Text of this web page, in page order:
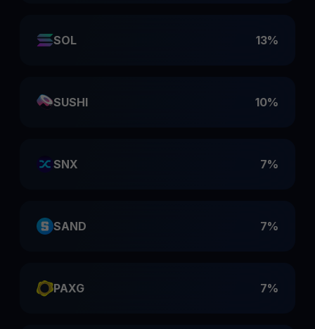
SOL 13%
SUSHI 10%
SNX 7%
SAND 7%
PAXG 7%